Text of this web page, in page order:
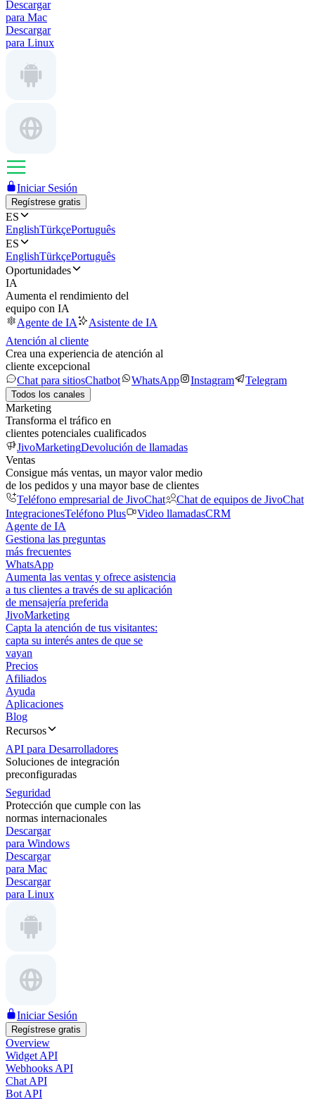
Descargar
para Mac
Descargar
para Linux
Iniciar Sesión
Regístrese gratis
ES
EnglishTürkçePortuguês
ES
EnglishTürkçePortuguês
Oportunidades
IA
Aumenta el rendimiento del
equipo con IA
Agente de IA
Asistente de IA
Atención al cliente
Crea una experiencia de atención al
cliente excepcional
Chat para sitiosChatbot WhatsApp Instagram Telegram
Todos los canales
Marketing
Transforma el tráfico en
clientes potenciales cualificados
JivoMarketingDevolución de llamadas
Ventas
Consigue más ventas, un mayor valor medio
de los pedidos y una mayor base de clientes
Teléfono empresarial de JivoChat
Chat de equipos de JivoChat
IntegracionesTeléfono Plus Video llamadasCRM
Agente de IA
Gestiona las preguntas
más frecuentes
WhatsApp
Aumenta las ventas y ofrece asistencia
a tus clientes a través de su aplicación
de mensajería preferida
JivoMarketing
Capta la atención de tus visitantes:
capta su interés antes de que se
vayan
Precios
Afiliados
Ayuda
Aplicaciones
Blog
Recursos
API para Desarrolladores
Soluciones de integración
preconfiguradas
Seguridad
Protección que cumple con las
normas internacionales
Descargar
para Windows
Descargar
para Mac
Descargar
para Linux
Iniciar Sesión
Regístrese gratis
Overview
Widget API
Webhooks API
Chat API
Bot API